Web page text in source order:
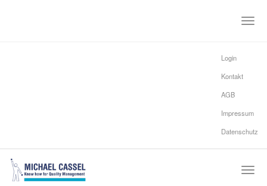
Toggle
Login
Kontakt
AGB
Impressum
Datenschutz